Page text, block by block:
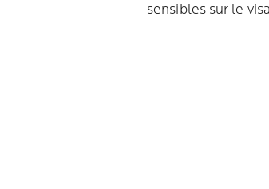
sensibles sur le